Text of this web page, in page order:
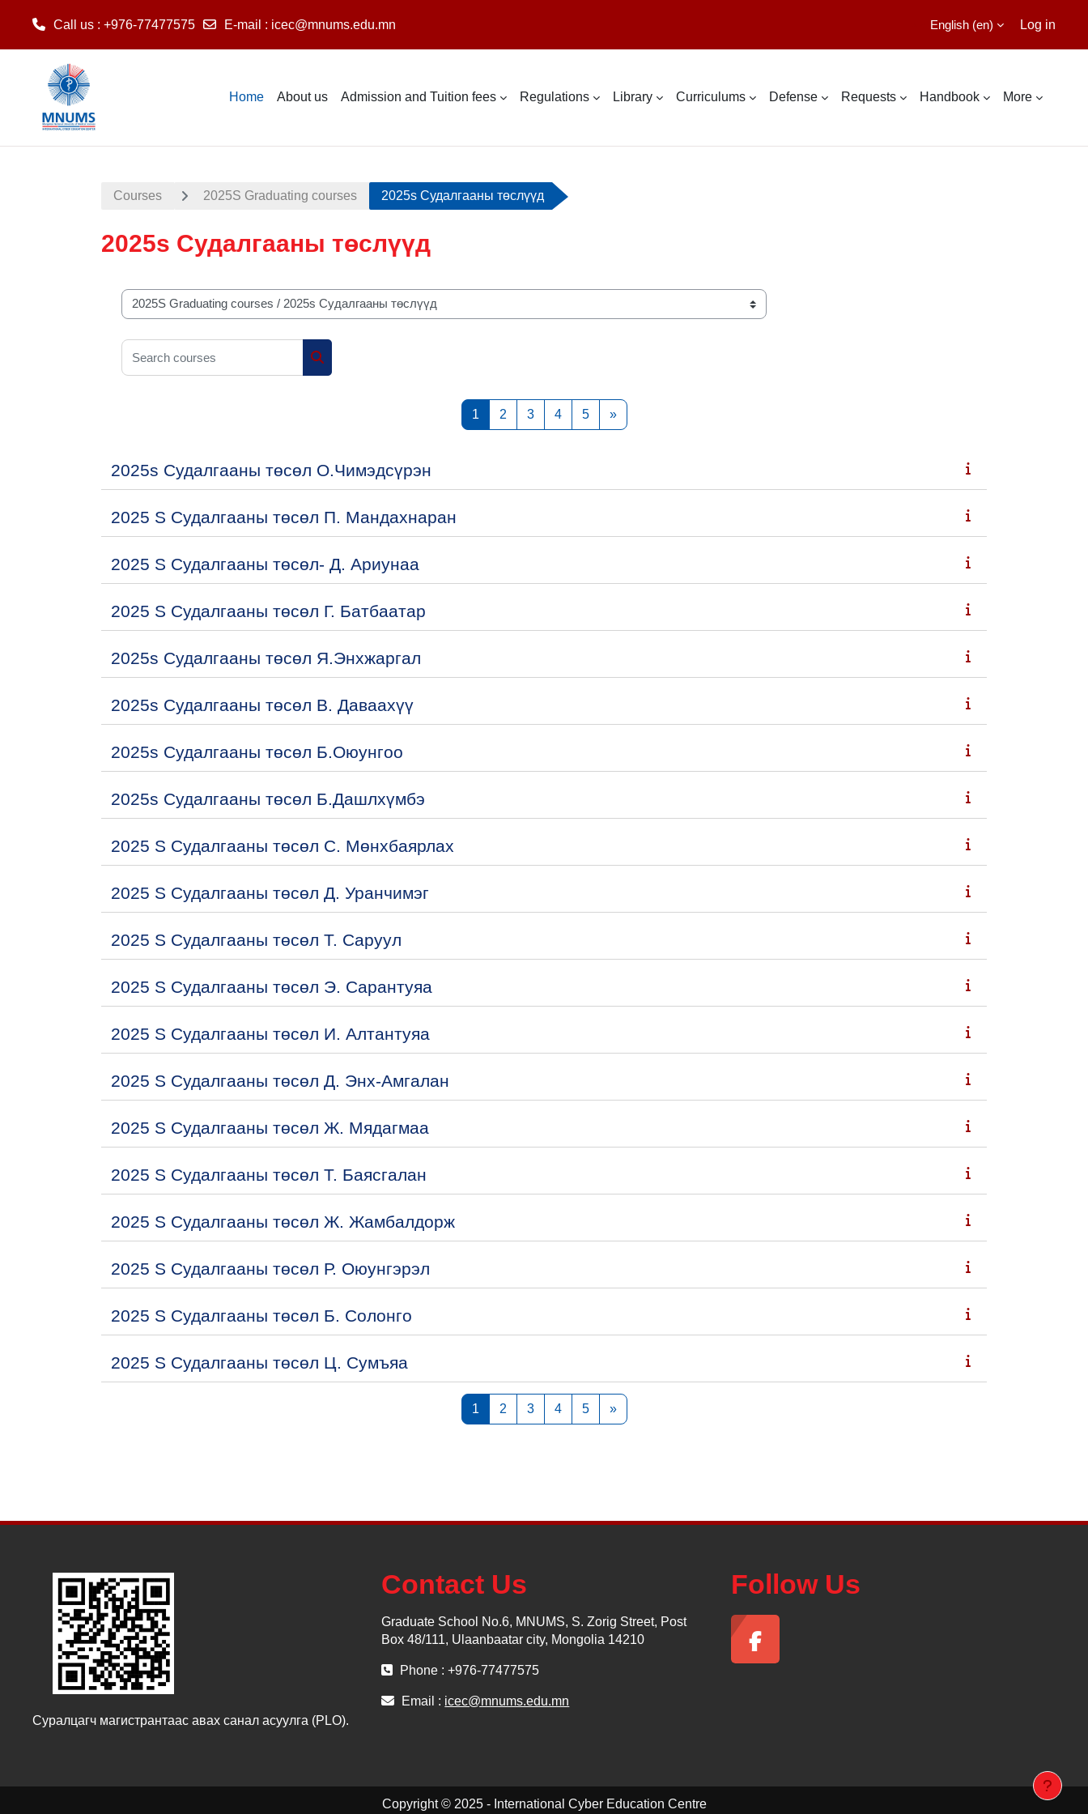
Call us : +976-77477575 E-mail : icec@mnums.edu.mn English ‎(en)‎ Log in
Home About us Admission and Tuition fees Regulations Library Curriculums Defense Requests Handbook More
Courses 2025S Graduating courses 2025s Судалгааны төслүүд
2025s Судалгааны төслүүд
Course categories
Search courses
1 Page 1
2Page 2
3Page 3
4Page 4
5Page 5
»Next page
2025s Судалгааны төсөл О.Чимэдсүрэн
2025 S Судалгааны төсөл П. Мандахнаран
2025 S Судалгааны төсөл- Д. Ариунаа
2025 S Судалгааны төсөл Г. Батбаатар
2025s Судалгааны төсөл Я.Энхжаргал
2025s Судалгааны төсөл В. Даваахүү
2025s Судалгааны төсөл Б.Оюунгоо
2025s Судалгааны төсөл Б.Дашлхүмбэ
2025 S Судалгааны төсөл С. Мөнхбаярлах
2025 S Судалгааны төсөл Д. Уранчимэг
2025 S Судалгааны төсөл Т. Саруул
2025 S Судалгааны төсөл Э. Сарантуяа
2025 S Судалгааны төсөл И. Алтантуяа
2025 S Судалгааны төсөл Д. Энх-Амгалан
2025 S Судалгааны төсөл Ж. Мядагмаа
2025 S Судалгааны төсөл Т. Баясгалан
2025 S Судалгааны төсөл Ж. Жамбалдорж
2025 S Судалгааны төсөл Р. Оюунгэрэл
2025 S Судалгааны төсөл Б. Солонго
2025 S Судалгааны төсөл Ц. Сумъяа
1 Page 1
2Page 2
3Page 3
4Page 4
5Page 5
»Next page
Суралцагч магистрантаас авах санал асуулга (PLO).
Contact Us
Graduate School No.6, MNUMS, S. Zorig Street, Post
Box 48/111, Ulaanbaatar city, Mongolia 14210
Phone : +976-77477575
Email : icec@mnums.edu.mn
Follow Us
Copyright © 2025 - International Cyber Education Centre